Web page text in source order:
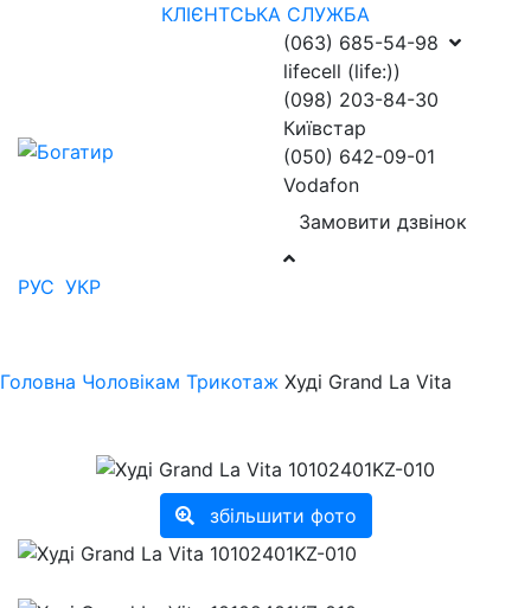
КЛІЄНТСЬКА СЛУЖБА
(063) 685-54-98
lifecell (life:))
(098) 203-84-30
Київстар
(050) 642-09-01
Vodafon
Замовити дзвінок
РУС УКР
Головна Чоловікам Трикотаж Худі Grand La Vita
збільшити фото